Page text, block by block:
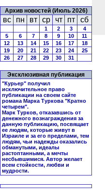
Архив новостей (Июль 2026)
вс пн вт ср чт пт сб
1 2 3
4
5
6 7 8 9 10
11
12
13 14 15 16 17
18
19
20 21 22 23 24
25
26
27 28 29 30 31
Эксклюзивная публикация
"Курьер" получил
исключительное право
публикации на своем сайте
романа Марка Туркова "Кратно
четырем".
Марк Турков, отказавшись от
денежного вознаграждения за
данную публикацию, посвящает
ее людям, которые живут в
Израиле и за его пределами, тем
людям, чьи надежды оказались
обманутыми, идеалы
растоптанными, а мечты
несбывшимися. Автор желает
всем стойкости, любви и
мудрости.